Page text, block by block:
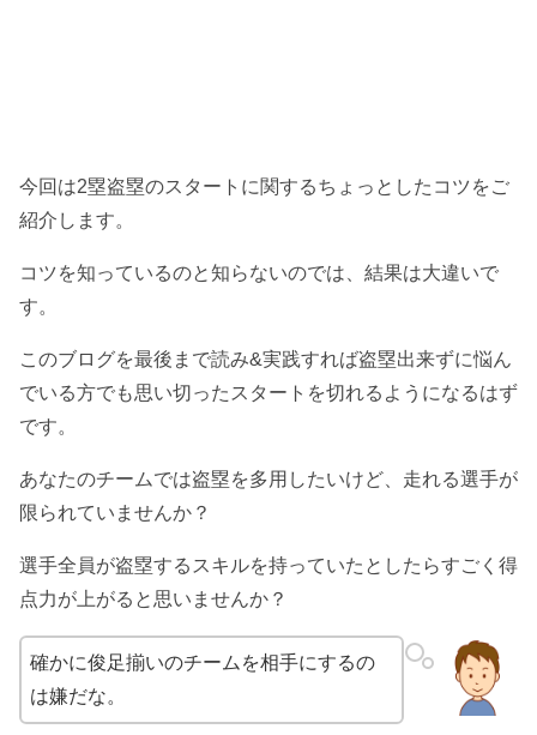
今回は2塁盗塁のスタートに関するちょっとしたコツをご
紹介します。
コツを知っているのと知らないのでは、結果は大違いで
す。
このブログを最後まで読み&実践すれば盗塁出来ずに悩ん
でいる方でも思い切ったスタートを切れるようになるはず
です。
あなたのチームでは盗塁を多用したいけど、走れる選手が
限られていませんか？
選手全員が盗塁するスキルを持っていたとしたらすごく得
点力が上がると思いませんか？
確かに俊足揃いのチームを相手にするの
は嫌だな。